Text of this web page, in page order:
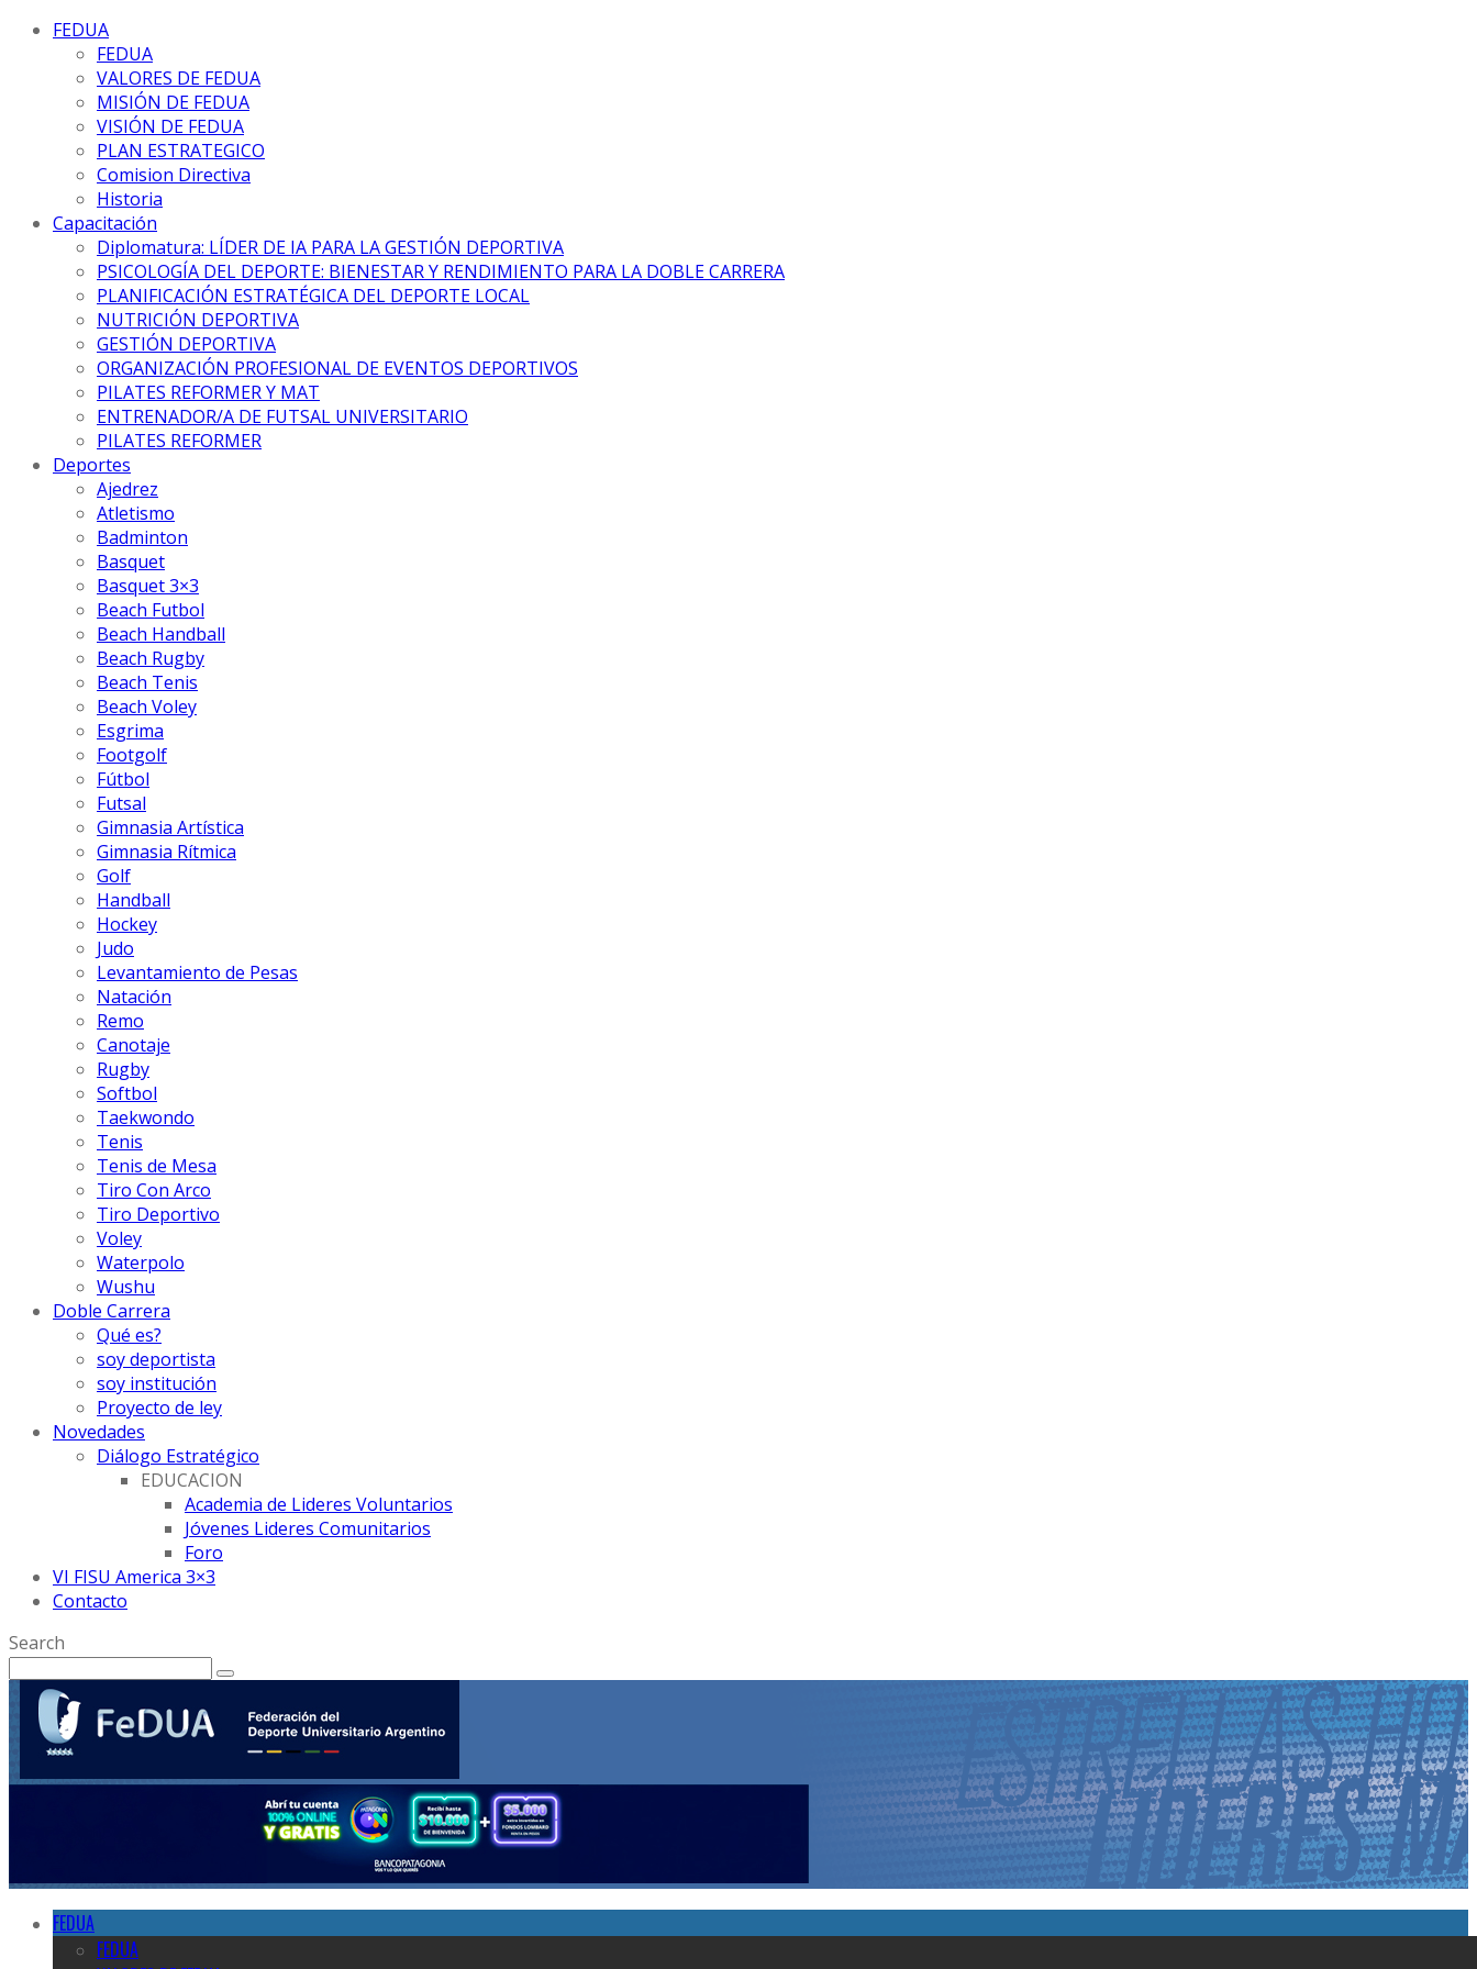
FEDUA
FEDUA
VALORES DE FEDUA
MISIÓN DE FEDUA
VISIÓN DE FEDUA
PLAN ESTRATEGICO
Comision Directiva
Historia
Capacitación
Diplomatura: LÍDER DE IA PARA LA GESTIÓN DEPORTIVA
PSICOLOGÍA DEL DEPORTE: BIENESTAR Y RENDIMIENTO PARA LA DOBLE CARRERA
PLANIFICACIÓN ESTRATÉGICA DEL DEPORTE LOCAL
NUTRICIÓN DEPORTIVA
GESTIÓN DEPORTIVA
ORGANIZACIÓN PROFESIONAL DE EVENTOS DEPORTIVOS
PILATES REFORMER Y MAT
ENTRENADOR/A DE FUTSAL UNIVERSITARIO
PILATES REFORMER
Deportes
Ajedrez
Atletismo
Badminton
Basquet
Basquet 3×3
Beach Futbol
Beach Handball
Beach Rugby
Beach Tenis
Beach Voley
Esgrima
Footgolf
Fútbol
Futsal
Gimnasia Artística
Gimnasia Rítmica
Golf
Handball
Hockey
Judo
Levantamiento de Pesas
Natación
Remo
Canotaje
Rugby
Softbol
Taekwondo
Tenis
Tenis de Mesa
Tiro Con Arco
Tiro Deportivo
Voley
Waterpolo
Wushu
Doble Carrera
Qué es?
soy deportista
soy institución
Proyecto de ley
Novedades
Diálogo Estratégico
EDUCACION
Academia de Lideres Voluntarios
Jóvenes Lideres Comunitarios
Foro
VI FISU America 3×3
Contacto
Search
FEDUA
FEDUA